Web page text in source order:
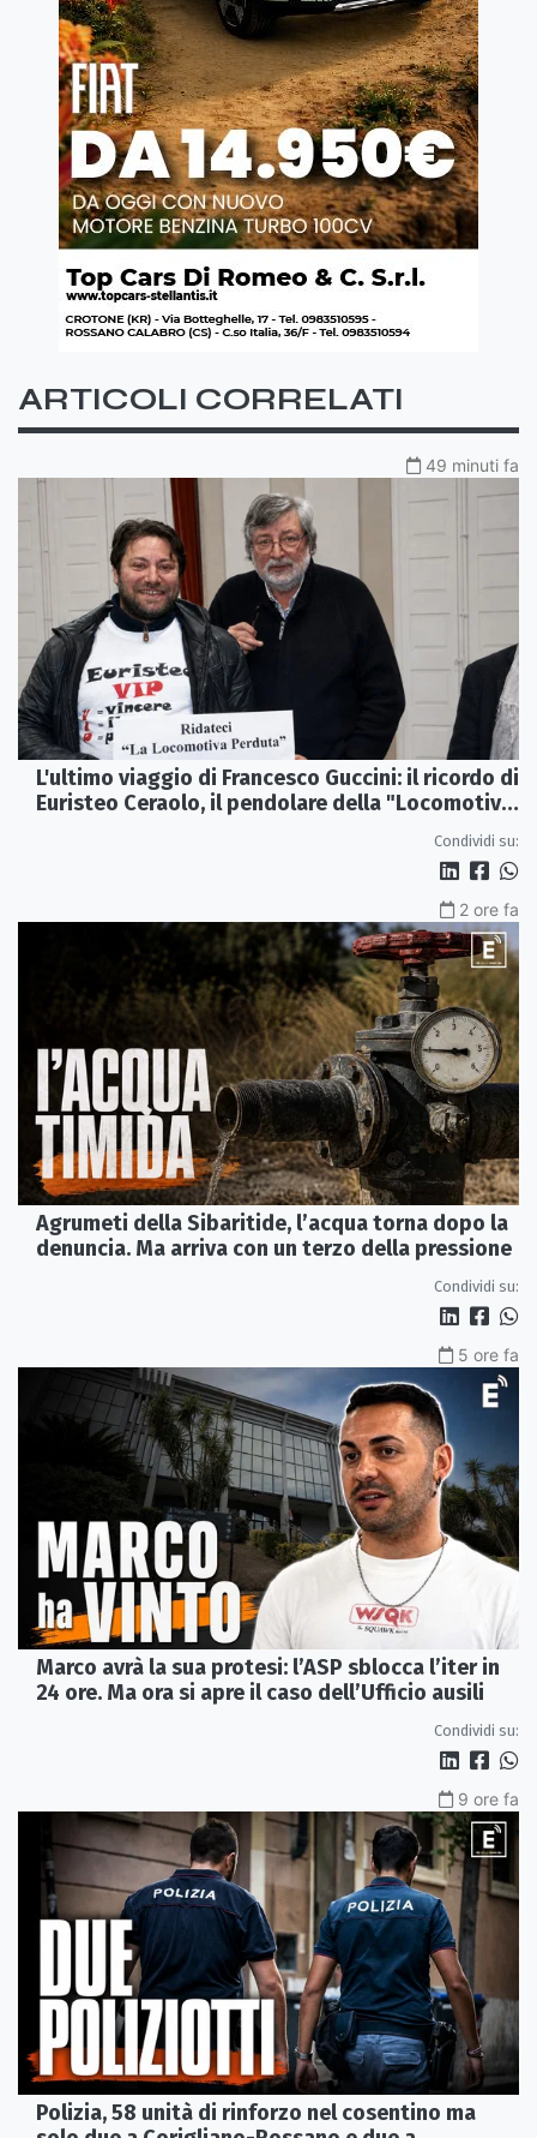
ARTICOLI CORRELATI
49 minuti fa
L'ultimo viaggio di Francesco Guccini: il ricordo di
Euristeo Ceraolo, il pendolare della "Locomotiva
Condividi su:
2 ore fa
Agrumeti della Sibaritide, l’acqua torna dopo la
denuncia. Ma arriva con un terzo della pressione
Condividi su:
5 ore fa
Marco avrà la sua protesi: l’ASP sblocca l’iter in
24 ore. Ma ora si apre il caso dell’Ufficio ausili
Condividi su:
9 ore fa
Polizia, 58 unità di rinforzo nel cosentino ma